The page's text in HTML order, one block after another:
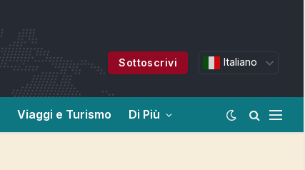
Sottoscrivi Italiano
Viaggi e Turismo Di Più